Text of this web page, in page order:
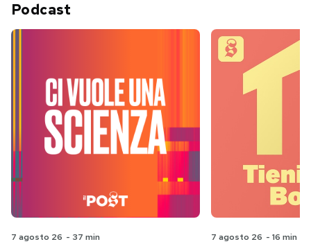
Podcast
7 agosto 26 - 37 min 7 agosto 26 - 16 min